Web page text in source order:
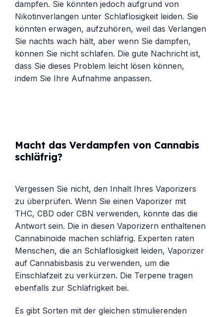
dampfen. Sie könnten jedoch aufgrund von
Nikotinverlangen unter Schlaflosigkeit leiden. Sie
könnten erwägen, aufzuhören, weil das Verlangen
Sie nachts wach hält, aber wenn Sie dampfen,
können Sie nicht schlafen. Die gute Nachricht ist,
dass Sie dieses Problem leicht lösen können,
indem Sie Ihre Aufnahme anpassen.
Macht das Verdampfen von Cannabis
schläfrig?
Vergessen Sie nicht, den Inhalt Ihres Vaporizers
zu überprüfen. Wenn Sie einen Vaporizer mit
THC, CBD oder CBN verwenden, könnte das die
Antwort sein. Die in diesen Vaporizern enthaltenen
Cannabinoide machen schläfrig. Experten raten
Menschen, die an Schlaflosigkeit leiden, Vaporizer
auf Cannabisbasis zu verwenden, um die
Einschlafzeit zu verkürzen. Die Terpene tragen
ebenfalls zur Schläfrigkeit bei.
Es gibt Sorten mit der gleichen stimulierenden